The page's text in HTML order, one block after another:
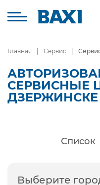
Главная Сервис
СЕРВИСНЫЕ
ДЗЕРЖИНСКЕ
Список
Выберите